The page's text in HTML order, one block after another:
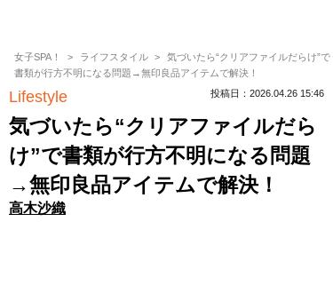
女子SPA！ ライフスタイル
気づいたら“クリアファイルだらけ”で
書類が行方不明になる問題→無印良品アイテムで解決！
Lifestyle 投稿日：2026.04.26 15:46
気づいたら“クリアファイルだら
け”で書類が行方不明になる問題
→無印良品アイテムで解決！
高木沙織